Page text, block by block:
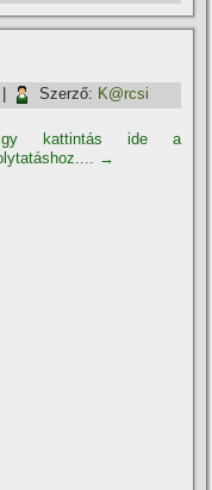
Szerző: K@rcsi
kattintás ide a
→